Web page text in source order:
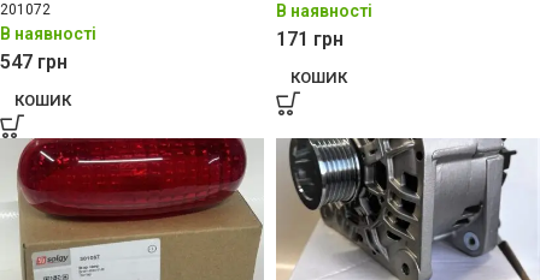
201072
В наявності
547 грн
КОШИК
В наявності
171 грн
КОШИК